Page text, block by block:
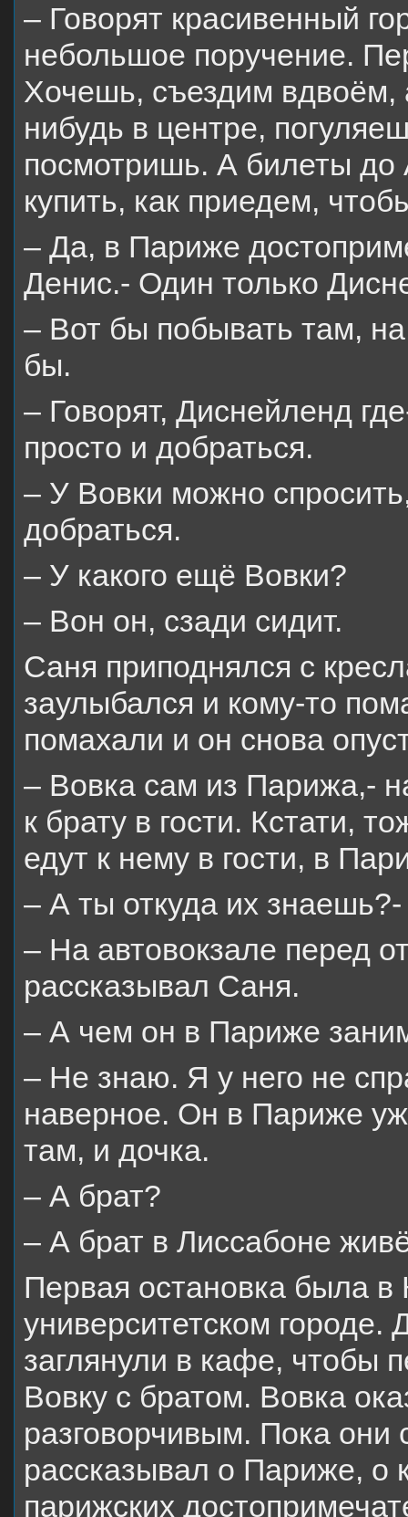
– Говорят красивенный
небольшое поручение.
Хочешь, съездим вдвоём,
нибудь в центре,
посмотришь. А билеты до
купить, как приедем,
– Да, в Париже
Денис.- Один только
– Вот бы побывать там,
бы.
– Говорят, Диснейленд
просто и добраться.
– У Вовки можно
добраться.
– У какого ещё Вовки?
– Вон он, сзади сидит.
Саня приподнялся с
заулыбался и кому-то
помахали и он снова
– Вовка сам из Парижа,-
к брату в гости. Кстати,
едут к нему в гости, в
– А ты откуда их
– На автовокзале перед
рассказывал Саня.
– А чем он в Париже
– Не знаю. Я у него не
наверное. Он в Париже
там, и дочка.
– А брат?
– А брат в Лиссабоне
Первая остановка была
университетском городе.
заглянули в кафе, чтобы
Вовку с братом. Вовка
разговорчивым. Пока они
рассказывал о Париже, о
парижских